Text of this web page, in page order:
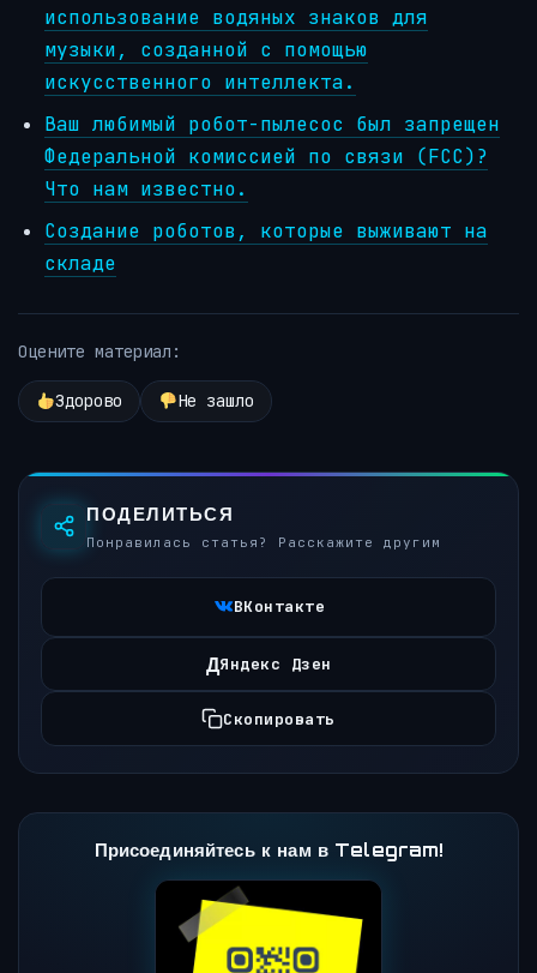
использование водяных знаков для
музыки, созданной с помощью
искусственного интеллекта.
Ваш любимый робот-пылесос был запрещен
Федеральной комиссией по связи (FCC)?
Что нам известно.
Создание роботов, которые выживают на
складе
Оцените материал:
Здорово Не зашло
ПОДЕЛИТЬСЯ
Понравилась статья? Расскажите другим
ВКонтакте
ДЯндекс Дзен
Скопировать
Присоединяйтесь к нам в Telegram!